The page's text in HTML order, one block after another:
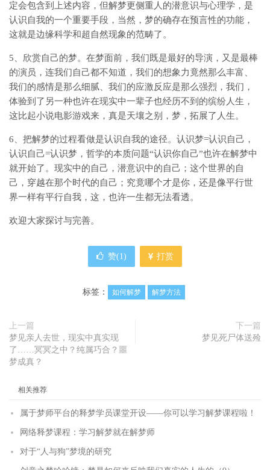
定会包含到上述内容，但解梦更侧重人的潜意识与心理学，是
认识自我的一个重要手段，当然，梦的确存在预言性的功能，
这就是边缘科学和超自然现象的范畴了。
5、欣赏自己的梦。在梦面前，我们既是最好的导演，又是最棒
的演员，连我们自己都不知道，我们的想象力竟然那么丰富、
我们的感情是那么细腻、我们的应激反应是那么强烈，我们，
体验到了另一种也许在现实中一辈子也经历不到的缤纷人生，
这比起小说电影游戏来，真是天壤之别，梦，拓展了人生。
6、把解梦的过程看做是认识自我的途径。认识梦=认识自己，
认识自己=认识梦，哲学的本质问题“认识你自己”也许在解梦中
就开始了。现实中的自己，潜意识中的自己；这个世界的自
己，穿越在那个时代的自己；究竟哪个才是你，还是像平行世
界一样有平行自我，这，也许一生都无法看透。
欢迎大家探讨与完善。
赞(1) 打赏
标签： 如何解梦 解梦方法
上一篇
梦见亲人去世，现实中真实现
了……冥冥之中？纯属巧合？噩
梦成真？
下一篇
梦见死尸体送殓
相关推荐
属于梦师平台的释梦学员课堂开设——你可以学习解梦课程啦！
网络释梦课程：学习解梦就在解梦师
对于“人与狗”梦境的研究